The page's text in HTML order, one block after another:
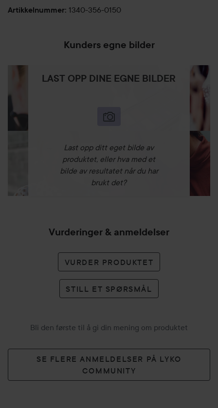
Artikkelnummer: 1340-356-0150
Kunders egne bilder
LAST OPP DINE EGNE BILDER
Last opp ditt eget bilde av
produktet, eller hva med et
bilde av resultatet når du har
brukt det?
Vurderinger & anmeldelser
VURDER PRODUKTET
STILL ET SPØRSMÅL
Bli den første til å gi din mening om produktet
SE FLERE ANMELDELSER PÅ LYKO
COMMUNITY